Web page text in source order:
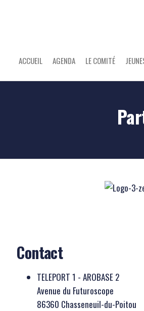
ACCUEIL AGENDA LE COMITÉ
Contact
TELEPORT 1 - AROBASE 2
Avenue du Futuroscope
86360 Chasseneuil-du-Poitou